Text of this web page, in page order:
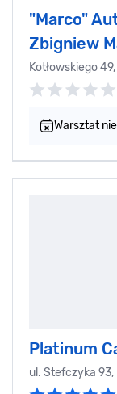
"Marco"
Zbigniew
Kotłowskiego
Warsztat
Platinum
ul. Stefczyka